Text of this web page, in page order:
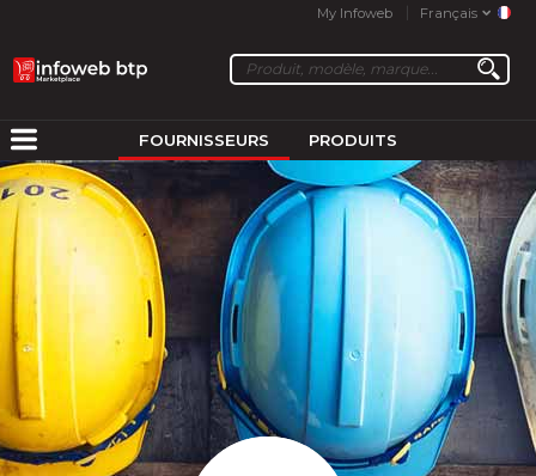
My Infoweb Français
FOURNISSEURS PRODUITS